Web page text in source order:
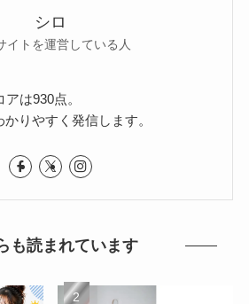
シロ
イトを運営している人
は930点。
りやすく発信します。
も読まれています